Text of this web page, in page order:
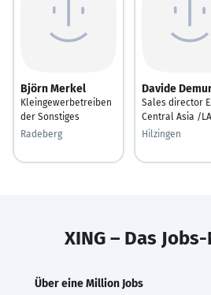
Björn Merkel
Kleingewerbetreiben
der Sonstiges
Radeberg
Davide
Sales director
Central Asia /
Hilzingen
XING – Das
Über eine Million Jobs